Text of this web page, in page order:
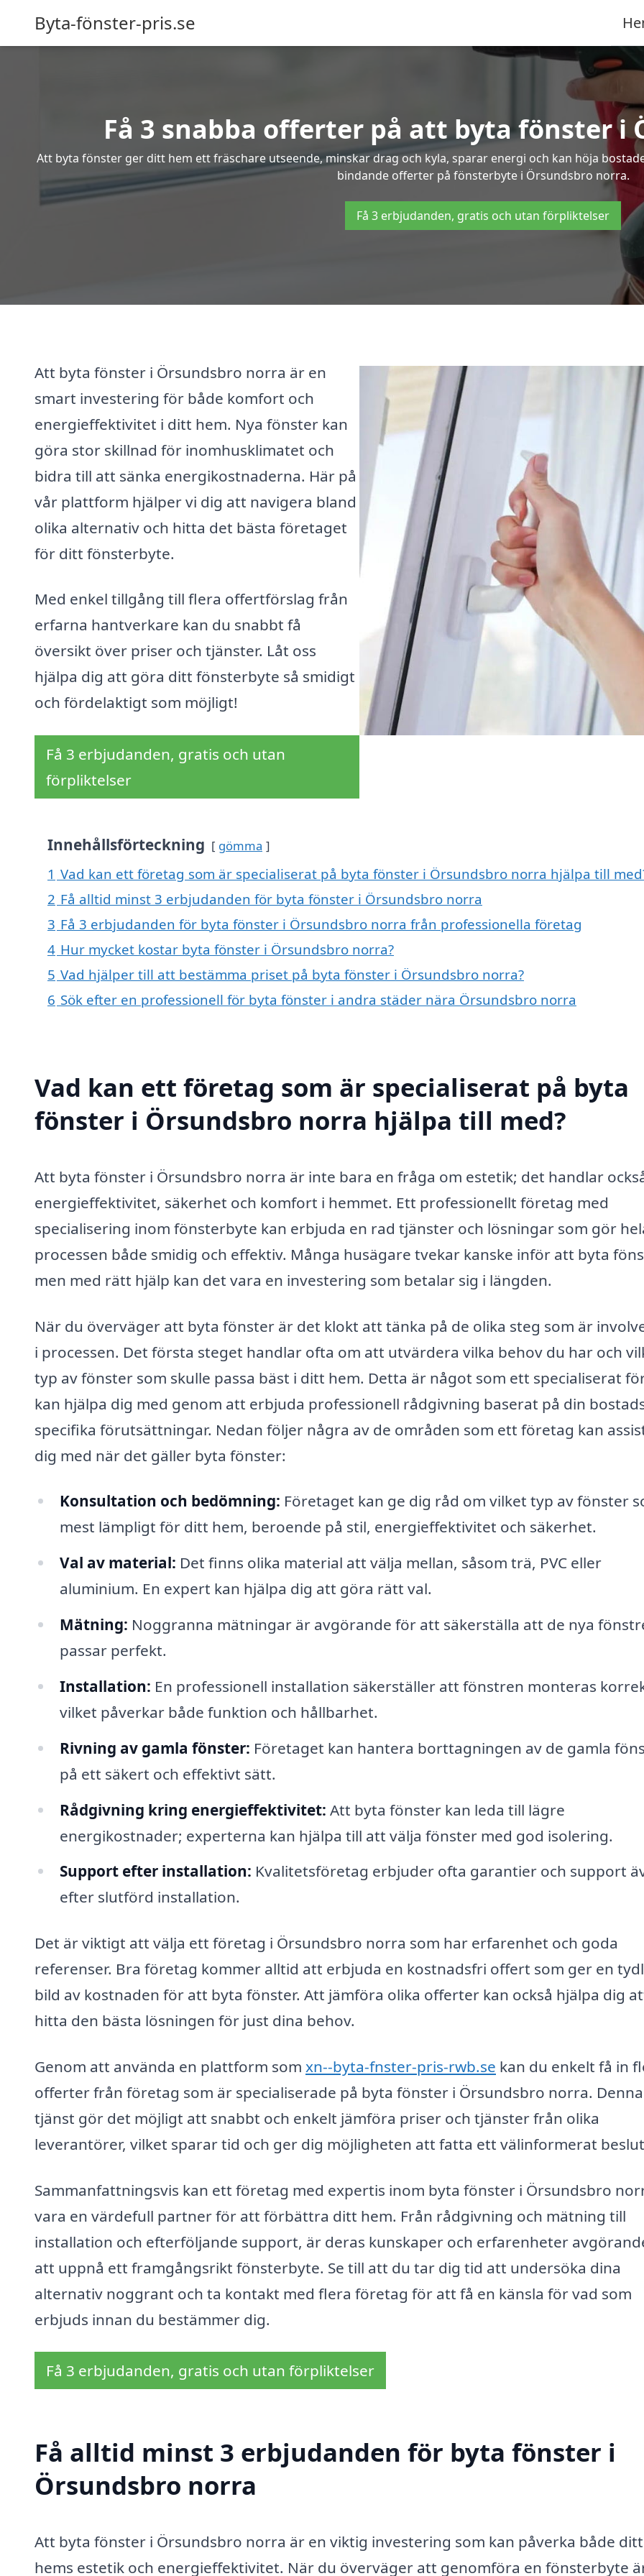
Byta-fönster-pris.se
Få 3 snabba offerter på att byta fönster i
Att byta fönster ger ditt hem ett fräschare utseende, minskar drag och kyla, sparar energi och kan höja
bindande offerter på fönsterbyte i Örsundsbro norra.
Få 3 erbjudanden, gratis och utan förpliktelser
Att byta fönster i Örsundsbro norra är en
smart investering för både komfort och
energieffektivitet i ditt hem. Nya fönster kan
göra stor skillnad för inomhusklimatet och
bidra till att sänka energikostnaderna. Här på
vår plattform hjälper vi dig att navigera bland
olika alternativ och hitta det bästa företaget
för ditt fönsterbyte.
Med enkel tillgång till flera offertförslag från
erfarna hantverkare kan du snabbt få
översikt över priser och tjänster. Låt oss
hjälpa dig att göra ditt fönsterbyte så smidigt
och fördelaktigt som möjligt!
Få 3 erbjudanden, gratis och utan
förpliktelser
Innehållsförteckning gömma
1 Vad kan ett företag som är specialiserat på byta fönster i Örsundsbro norra hjälpa till
2 Få alltid minst 3 erbjudanden för byta fönster i Örsundsbro norra
3 Få 3 erbjudanden för byta fönster i Örsundsbro norra från professionella företag
4 Hur mycket kostar byta fönster i Örsundsbro norra?
5 Vad hjälper till att bestämma priset på byta fönster i Örsundsbro norra?
6 Sök efter en professionell för byta fönster i andra städer nära Örsundsbro norra
Vad kan ett företag som är specialiserat på byta
fönster i Örsundsbro norra hjälpa till med?
Att byta fönster i Örsundsbro norra är inte bara en fråga om estetik; det handlar
energieffektivitet, säkerhet och komfort i hemmet. Ett professionellt företag med
specialisering inom fönsterbyte kan erbjuda en rad tjänster och lösningar som gör
processen både smidig och effektiv. Många husägare tvekar kanske inför att byta
men med rätt hjälp kan det vara en investering som betalar sig i längden.
När du överväger att byta fönster är det klokt att tänka på de olika steg som är
i processen. Det första steget handlar ofta om att utvärdera vilka behov du har och
typ av fönster som skulle passa bäst i ditt hem. Detta är något som ett specialiserat
kan hjälpa dig med genom att erbjuda professionell rådgivning baserat på din
specifika förutsättningar. Nedan följer några av de områden som ett företag kan
dig med när det gäller byta fönster:
Konsultation och bedömning: Företaget kan ge dig råd om vilket typ av fönster
mest lämpligt för ditt hem, beroende på stil, energieffektivitet och säkerhet.
Val av material: Det finns olika material att välja mellan, såsom trä, PVC eller
aluminium. En expert kan hjälpa dig att göra rätt val.
Mätning: Noggranna mätningar är avgörande för att säkerställa att de nya
passar perfekt.
Installation: En professionell installation säkerställer att fönstren monteras
vilket påverkar både funktion och hållbarhet.
Rivning av gamla fönster: Företaget kan hantera borttagningen av de gamla
på ett säkert och effektivt sätt.
Rådgivning kring energieffektivitet: Att byta fönster kan leda till lägre
energikostnader; experterna kan hjälpa till att välja fönster med god isolering.
Support efter installation: Kvalitetsföretag erbjuder ofta garantier och support
efter slutförd installation.
Det är viktigt att välja ett företag i Örsundsbro norra som har erfarenhet och goda
referenser. Bra företag kommer alltid att erbjuda en kostnadsfri offert som ger en
bild av kostnaden för att byta fönster. Att jämföra olika offerter kan också hjälpa dig
hitta den bästa lösningen för just dina behov.
Genom att använda en plattform som xn--byta-fnster-pris-rwb.se kan du enkelt få in
offerter från företag som är specialiserade på byta fönster i Örsundsbro norra. Denna
tjänst gör det möjligt att snabbt och enkelt jämföra priser och tjänster från olika
leverantörer, vilket sparar tid och ger dig möjligheten att fatta ett välinformerat
Sammanfattningsvis kan ett företag med expertis inom byta fönster i Örsundsbro
vara en värdefull partner för att förbättra ditt hem. Från rådgivning och mätning till
installation och efterföljande support, är deras kunskaper och erfarenheter
att uppnå ett framgångsrikt fönsterbyte. Se till att du tar dig tid att undersöka dina
alternativ noggrant och ta kontakt med flera företag för att få en känsla för vad som
erbjuds innan du bestämmer dig.
Få 3 erbjudanden, gratis och utan förpliktelser
Få alltid minst 3 erbjudanden för byta fönster i
Örsundsbro norra
Att byta fönster i Örsundsbro norra är en viktig investering som kan påverka både ditt
hems estetik och energieffektivitet. När du överväger att genomföra en fönsterbyte